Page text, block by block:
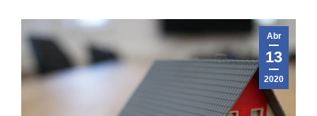
Abr
13
2020